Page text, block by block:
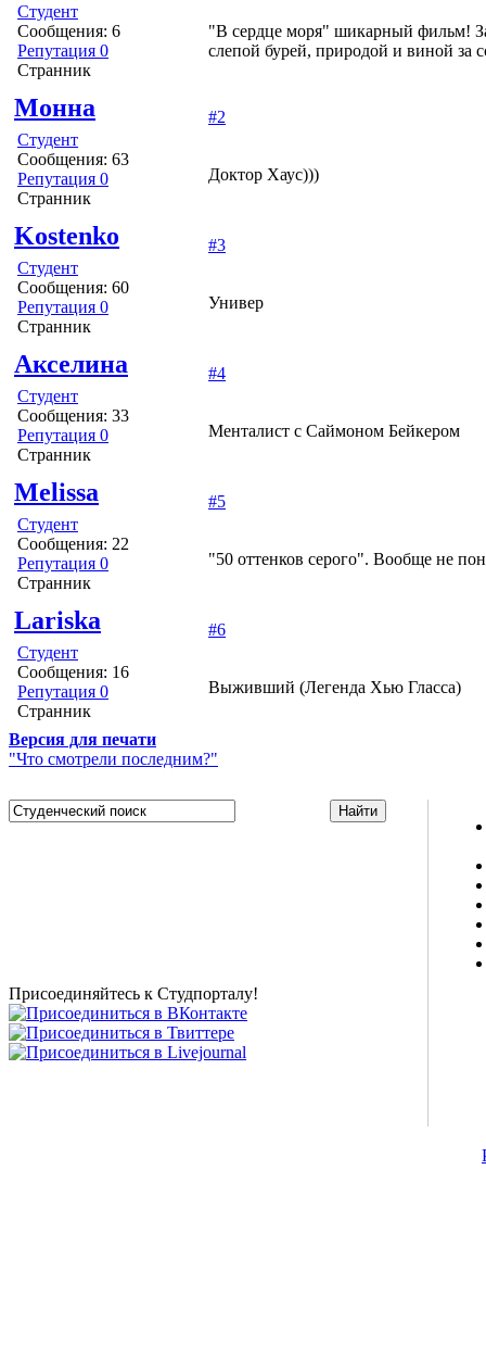
Студент
Сообщения: 6
Репутация 0
Странник
"В сердце моря" шикарный фильм!
слепой бурей, природой и виной за
Монна
Студент
Сообщения: 63
Репутация 0
Странник
#2
Доктор Хаус)))
Kostenko
Студент
Сообщения: 60
Репутация 0
Странник
#3
Универ
Акселина
Студент
Сообщения: 33
Репутация 0
Странник
#4
Менталист с Саймоном Бейкером
Melissa
Студент
Сообщения: 22
Репутация 0
Странник
#5
"50 оттенков серого". Вообще не
Lariska
Студент
Сообщения: 16
Репутация 0
Странник
#6
Выживший (Легенда Хью Гласса)
Версия для печати
"Что смотрели последним?"
Присоединяйтесь к Студпорталу!